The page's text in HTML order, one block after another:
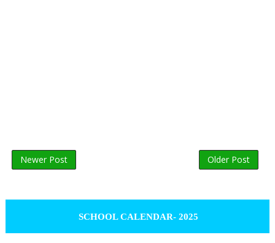
Newer Post Older Post
SCHOOL CALENDAR- 2025